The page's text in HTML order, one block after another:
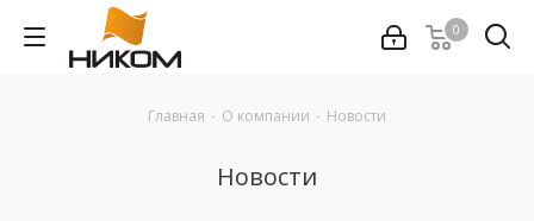
0
Главная - О компании - Новости
Новости